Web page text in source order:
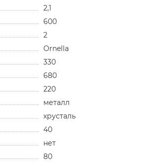
2,1
600
2
Ornella
330
680
220
металл
хрусталь
40
нет
80